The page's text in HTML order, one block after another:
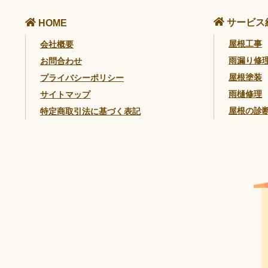
HOME
会社概要
お問合わせ
プライバシーポリシー
サイトマップ
特定商取引法に基づく表記
サービス
屋根工事
雨漏り修
屋根塗装
雨樋修理
屋根の診